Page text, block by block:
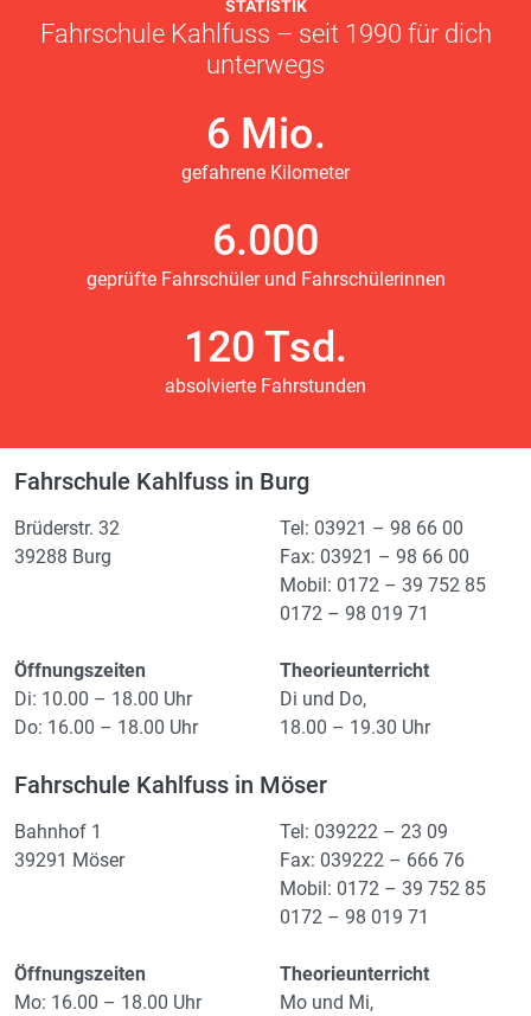
STATISTIK
Fahrschule Kahlfuss – seit 1990 für dich
unterwegs
6 Mio.
gefahrene Kilometer
6.000
geprüfte Fahrschüler und Fahrschülerinnen
120 Tsd.
absolvierte Fahrstunden
Fahrschule Kahlfuss in Burg
Brüderstr. 32
39288 Burg
Tel: 03921 – 98 66 00
Fax: 03921 – 98 66 00
Mobil: 0172 – 39 752 85
0172 – 98 019 71
Öffnungszeiten
Di: 10.00 – 18.00 Uhr
Do: 16.00 – 18.00 Uhr
Theorieunterricht
Di und Do,
18.00 – 19.30 Uhr
Fahrschule Kahlfuss in Möser
Bahnhof 1
39291 Möser
Tel: 039222 – 23 09
Fax: 039222 – 666 76
Mobil: 0172 – 39 752 85
0172 – 98 019 71
Öffnungszeiten
Mo: 16.00 – 18.00 Uhr
Theorieunterricht
Mo und Mi,